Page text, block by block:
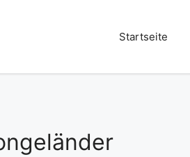
Startseite